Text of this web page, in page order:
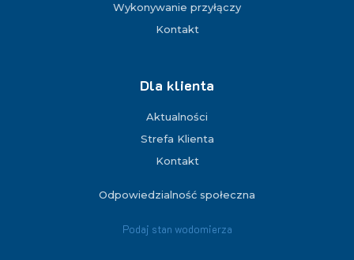
Wykonywanie przyłączy
Kontakt
Dla klienta
Aktualności
Strefa Klienta
Kontakt
Odpowiedzialność społeczna
Podaj stan wodomierza